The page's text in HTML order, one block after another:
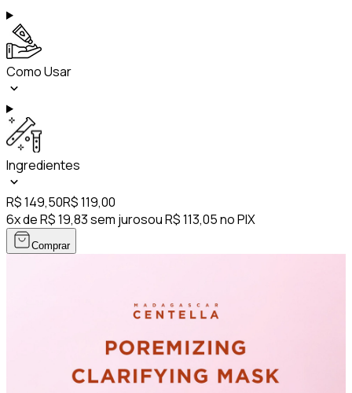
Como Usar
Ingredientes
R$ 149,50R$ 119,00
6x de R$ 19,83 sem jurosou R$ 113,05 no PIX
Comprar